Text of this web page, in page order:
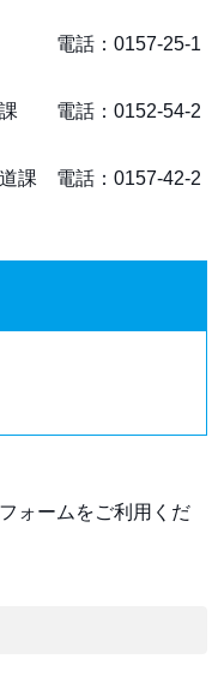
電話：0157-25-1
：0152-54-2
：0157-42-2
ォームをご利用くだ